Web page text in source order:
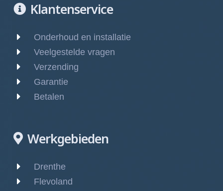
Klantenservice
Onderhoud en installatie
Veelgestelde vragen
Verzending
Garantie
Betalen
Werkgebieden
Drenthe
Flevoland